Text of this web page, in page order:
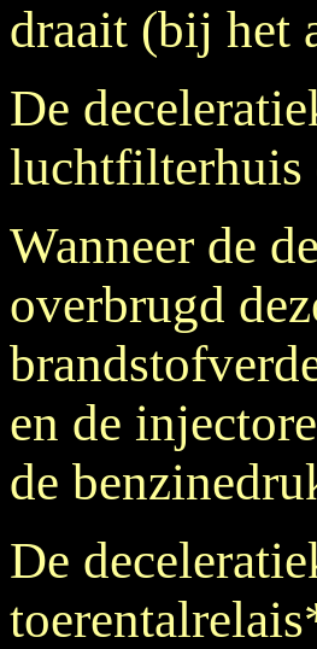
draait (bij het
De
luchtfilterhuis
Wanneer de
overbrugd
en de
de
De